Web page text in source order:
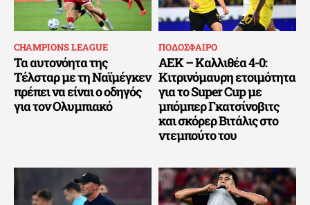
CHAMPIONS LEAGUE
Τα αυτονόητα της
Τέλσταρ με τη Ναϊμέγκεν
πρέπει να είναι ο οδηγός
για τον Ολυμπιακό
ΠΟΔΟΣΦΑΙΡΟ
ΑΕΚ – Καλλιθέα 4-0:
Κιτρινόμαυρη ετοιμότητα
για το Super Cup με
μπόμπερ Γκατσίνοβιτς
και σκόρερ Βιτάλις στο
ντεμπούτο του